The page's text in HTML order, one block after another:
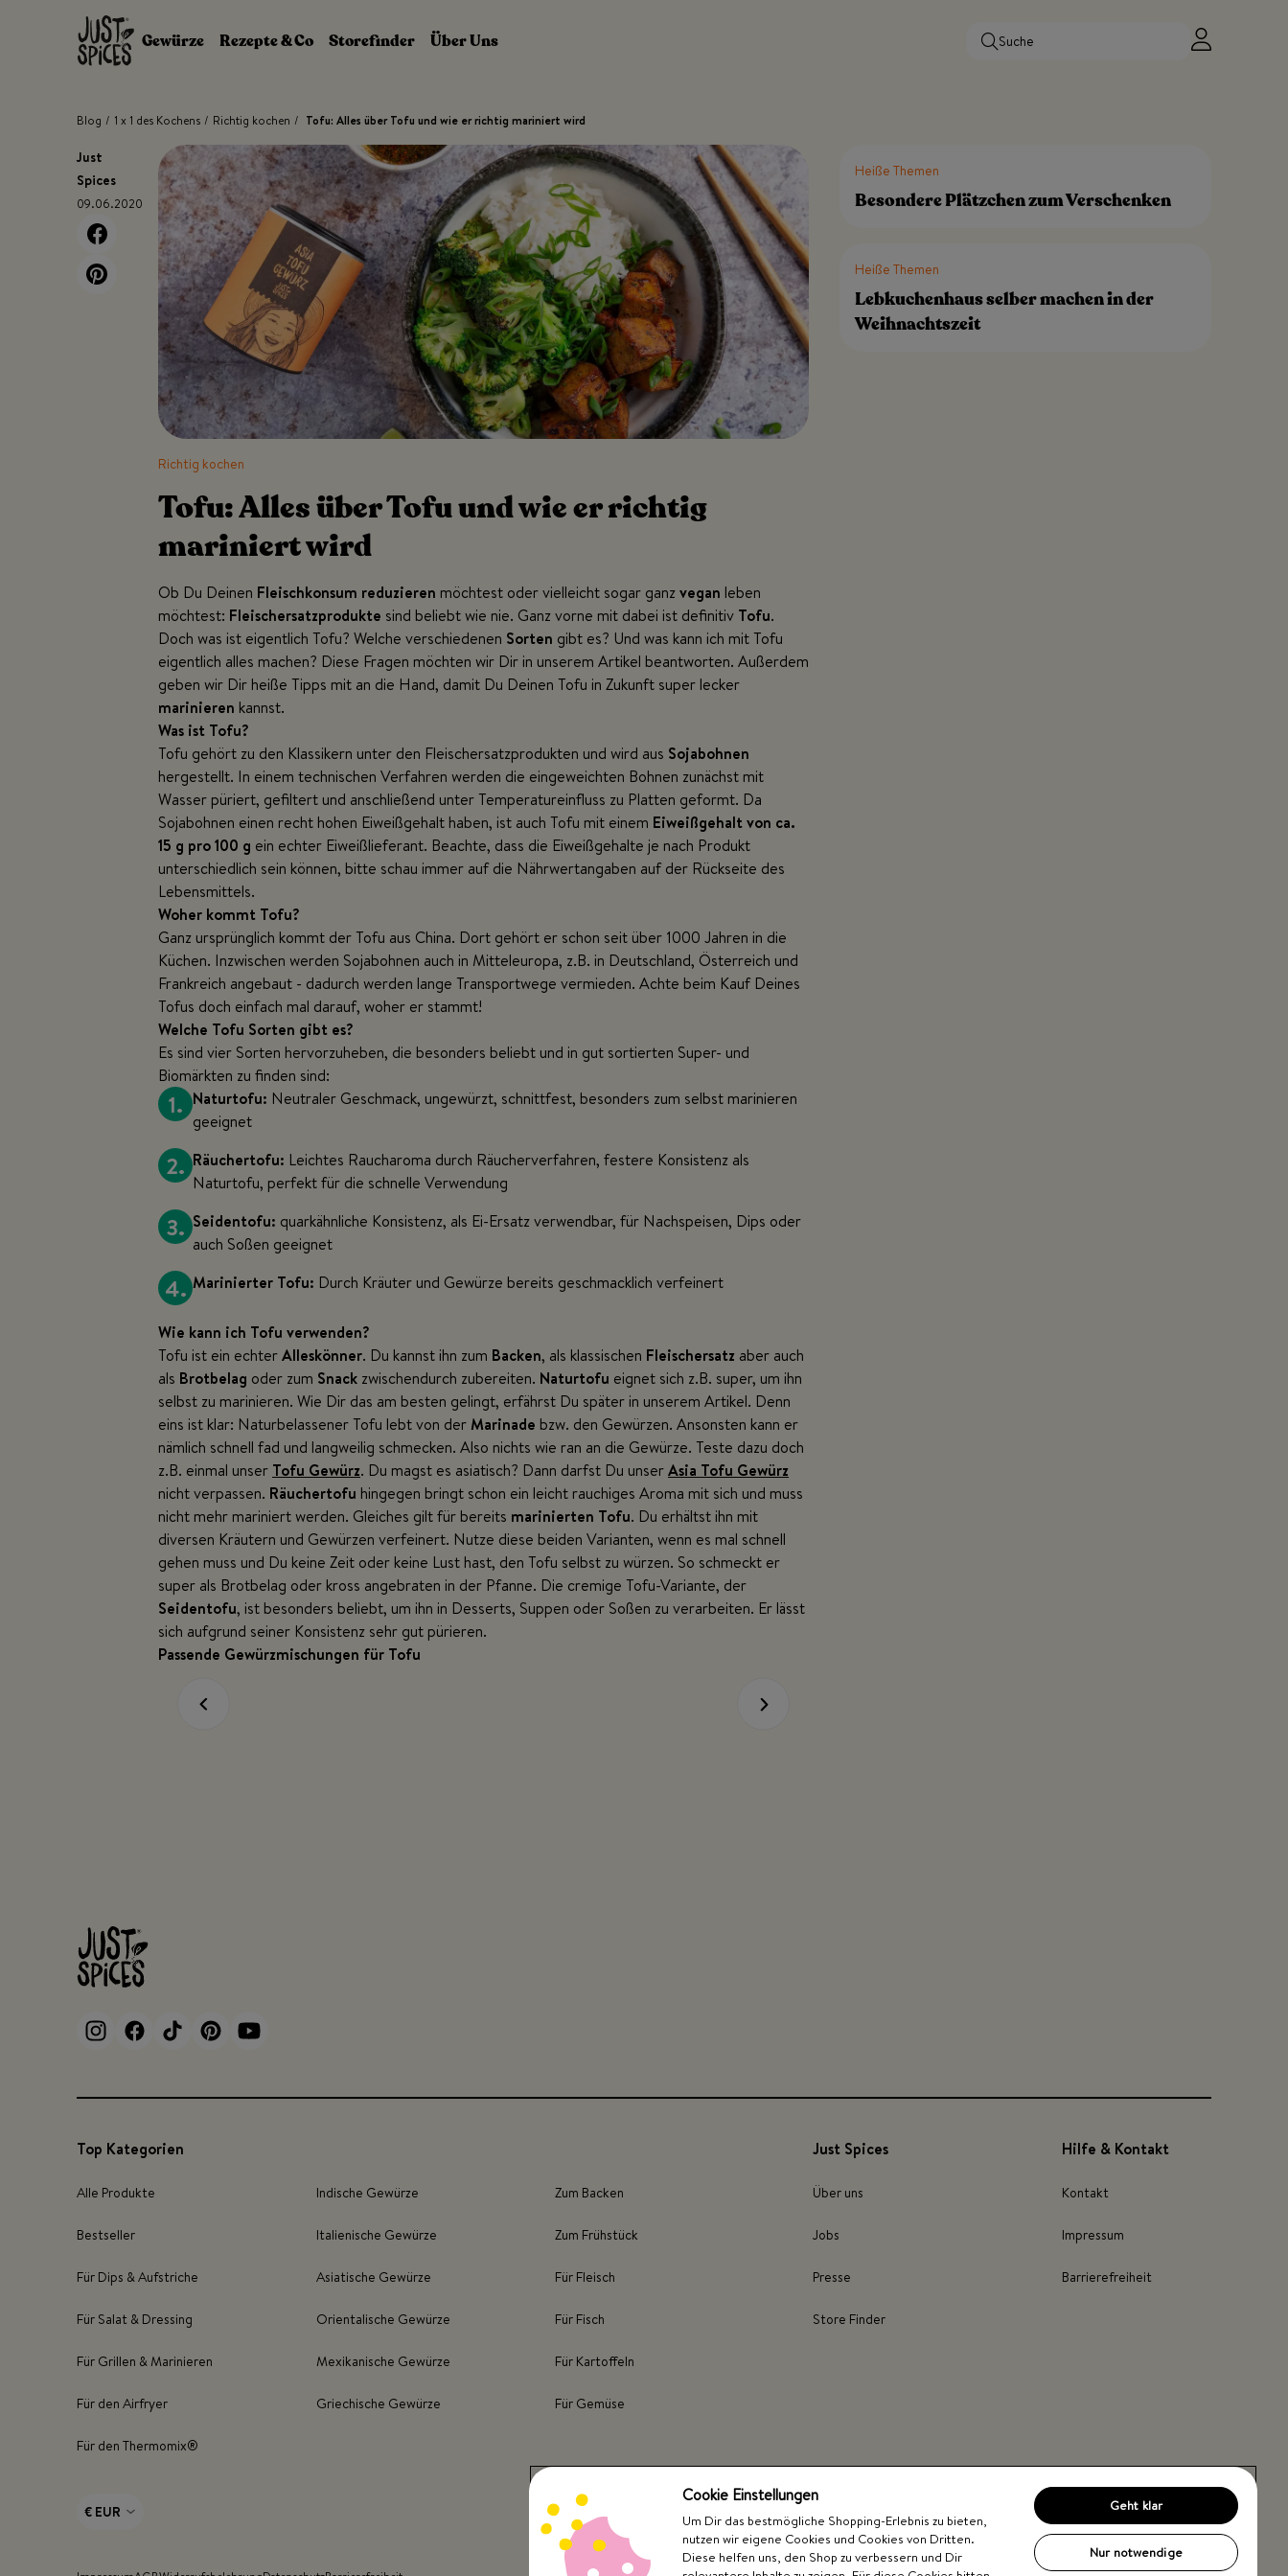
Zum Inhalt springen
Gewürze
Rezepte & Co Storefinder Über Uns
Blog / 1 x 1 des Kochens / Richtig kochen / Tofu: Alles über Tofu und wie er richtig mariniert wird
Just
Spices
09.06.2020
Richtig kochen
Tofu: Alles über Tofu und wie er richtig
mariniert wird
Ob Du Deinen Fleischkonsum reduzieren möchtest oder vielleicht sogar ganzvegan leben
möchtest: Fleischersatzprodukte sind beliebt wie nie. Ganz vorne mit dabei ist definitiv Tofu.
Doch was ist eigentlich Tofu? Welche verschiedenen Sorten gibt es? Und was kann ich mit Tofu
eigentlich alles machen? Diese Fragen möchten wir Dir in unserem Artikel beantworten. Außerdem
geben wir Dir heiße Tipps mit an die Hand, damit Du Deinen Tofu in Zukunft super lecker
marinieren kannst.
Was ist Tofu?
Tofu gehört zu den Klassikern unter den Fleischersatzprodukten und wird aus Sojabohnen
hergestellt. In einem technischen Verfahren werden die eingeweichten Bohnen zunächst mit
Wasser püriert, gefiltert und anschließend unter Temperatureinfluss zu Platten geformt. Da
Sojabohnen einen recht hohen Eiweißgehalt haben, ist auch Tofu mit einem Eiweißgehalt von ca.
15 g pro 100 g ein echter Eiweißlieferant. Beachte, dass die Eiweißgehalte je nach Produkt
unterschiedlich sein können, bitte schau immer auf die Nährwertangaben auf der Rückseite des
Lebensmittels.
Woher kommt Tofu?
Ganz ursprünglich kommt der Tofu aus China. Dort gehört er schon seit über 1000 Jahren in die
Küchen. Inzwischen werden Sojabohnen auch in Mitteleuropa, z.B. in Deutschland, Österreich und
Frankreich angebaut - dadurch werden lange Transportwege vermieden. Achte beim Kauf Deines
Tofus doch einfach mal darauf, woher er stammt!
Welche Tofu Sorten gibt es?
Es sind vier Sorten hervorzuheben, die besonders beliebt und in gut sortierten Super- und
Biomärkten zu finden sind:
1. Naturtofu: Neutraler Geschmack, ungewürzt, schnittfest, besonders zum selbst marinieren
geeignet
2. Räuchertofu: Leichtes Raucharoma durch Räucherverfahren, festere Konsistenz als
Naturtofu, perfekt für die schnelle Verwendung
3. Seidentofu: quarkähnliche Konsistenz, als Ei-Ersatz verwendbar, für Nachspeisen, Dips oder
auch Soßen geeignet
4. Marinierter Tofu: Durch Kräuter und Gewürze bereits geschmacklich verfeinert
Wie kann ich Tofu verwenden?
Tofu ist ein echterAlleskönner. Du kannst ihn zum Backen, als klassischen Fleischersatz aber auch
als Brotbelag oder zum Snack zwischendurch zubereiten. Naturtofu eignet sich z.B. super, um ihn
selbst zu marinieren. Wie Dir das am besten gelingt, erfährst Du später in unserem Artikel. Denn
eins ist klar: Naturbelassener Tofu lebt von derMarinade bzw. den Gewürzen. Ansonsten kann er
nämlich schnell fad und langweilig schmecken. Also nichts wie ran an die Gewürze. Teste dazu doch
z.B. einmal unser Tofu Gewürz. Du magst es asiatisch? Dann darfst Du unserAsia Tofu Gewürz
nicht verpassen. Räuchertofu hingegen bringt schon ein leicht rauchiges Aroma mit sich und muss
nicht mehr mariniert werden. Gleiches gilt für bereits marinierten Tofu. Du erhältst ihn mit
diversen Kräutern und Gewürzen verfeinert. Nutze diese beiden Varianten, wenn es mal schnell
gehen muss und Du keine Zeit oder keine Lust hast, den Tofu selbst zu würzen. So schmeckt er
super als Brotbelag oder kross angebraten in der Pfanne. Die cremige Tofu-Variante, der
Seidentofu, ist besonders beliebt, um ihn in Desserts, Suppen oder Soßen zu verarbeiten. Er lässt
sich aufgrund seiner Konsistenz sehr gut pürieren.
Passende Gewürzmischungen für Tofu
Heiße Themen
Besondere Plätzchen zum Verschenken
Heiße Themen
Lebkuchenhaus selber machen in der
Weihnachtszeit
Top Kategorien
Alle Produkte
Bestseller
Für Dips & Aufstriche
Für Salat & Dressing
Für Grillen & Marinieren
Für den Airfryer
Für den Thermomix®
Indische Gewürze
Italienische Gewürze
Asiatische Gewürze
Orientalische Gewürze
Mexikanische Gewürze
Griechische Gewürze
Zum Backen
Zum Frühstück
Für Fleisch
Für Fisch
Für Kartoffeln
Für Gemüse
Just Spices
Über uns
Jobs
Presse
Store Finder
Hilfe & Kontakt
Kontakt
Impressum
Barrierefreiheit
Cookie Einstellungen
Um Dir das bestmögliche Shopping-Erlebnis zu bieten,
nutzen wir eigene Cookies und Cookies von Dritten.
Diese helfen uns, den Shop zu verbessern und Dir
Geht klar
Nur notwendige